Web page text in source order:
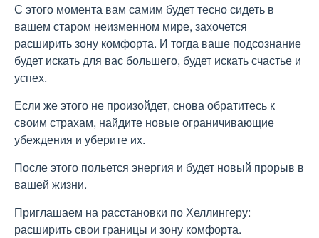
С этого момента вам самим будет тесно сидеть в
вашем старом неизменном мире, захочется
расширить зону комфорта. И тогда ваше подсознание
будет искать для вас большего, будет искать счастье и
успех.
Если же этого не произойдет, снова обратитесь к
своим страхам, найдите новые ограничивающие
убеждения и уберите их.
После этого польется энергия и будет новый прорыв в
вашей жизни.
Приглашаем на расстановки по Хеллингеру:
расширить свои границы и зону комфорта.